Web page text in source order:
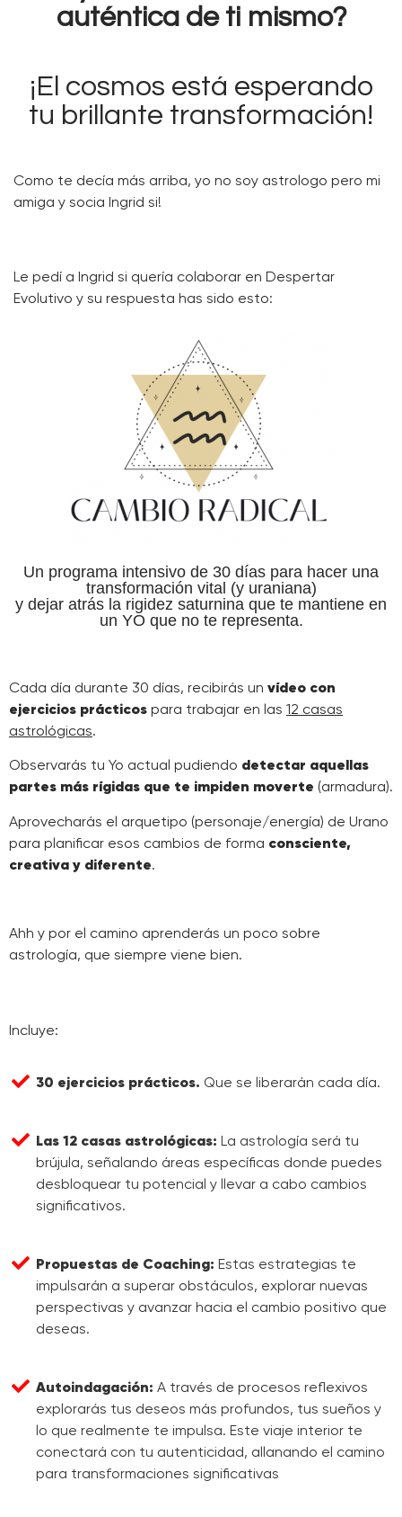
auténtica de ti mismo?
¡El cosmos está esperando
tu brillante transformación!
Como te decía más arriba, yo no soy astrologo pero mi
amiga y socia Ingrid si!
Le pedí a Ingrid si quería colaborar en Despertar
Evolutivo y su respuesta has sido esto:
Un programa intensivo de 30 días para hacer una
transformación vital (y uraniana)
y dejar atrás la rigidez saturnina que te mantiene en
un YO que no te representa.
Cada día durante 30 días, recibirás un vídeo con
ejercicios prácticos para trabajar en las 12 casas
astrológicas.
Observarás tu Yo actual pudiendo detectar aquellas
partes más rígidas que te impiden moverte (armadura).
Aprovecharás el arquetipo (personaje/energía) de Urano
para planificar esos cambios de forma consciente,
creativa y diferente.
Ahh y por el camino aprenderás un poco sobre
astrología, que siempre viene bien.
Incluye:
30 ejercicios prácticos. Que se liberarán cada día.
Las 12 casas astrológicas: La astrología será tu
brújula, señalando áreas específicas donde puedes
desbloquear tu potencial y llevar a cabo cambios
significativos.
Propuestas de Coaching: Estas estrategias te
impulsarán a superar obstáculos, explorar nuevas
perspectivas y avanzar hacia el cambio positivo que
deseas.
Autoindagación: A través de procesos reflexivos
explorarás tus deseos más profundos, tus sueños y
lo que realmente te impulsa. Este viaje interior te
conectará con tu autenticidad, allanando el camino
para transformaciones significativas